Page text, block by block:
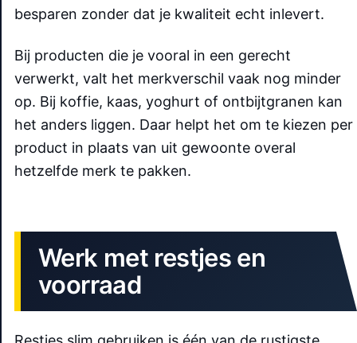
besparen zonder dat je kwaliteit echt inlevert.
Bij producten die je vooral in een gerecht
verwerkt, valt het merkverschil vaak nog minder
op. Bij koffie, kaas, yoghurt of ontbijtgranen kan
het anders liggen. Daar helpt het om te kiezen per
product in plaats van uit gewoonte overal
hetzelfde merk te pakken.
Werk met restjes en
voorraad